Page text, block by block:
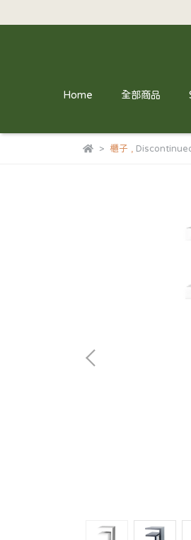
Home 全部商品
櫃子